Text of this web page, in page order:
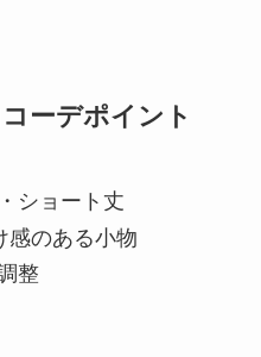
ーデポイント
ショート丈
感のある小物
整